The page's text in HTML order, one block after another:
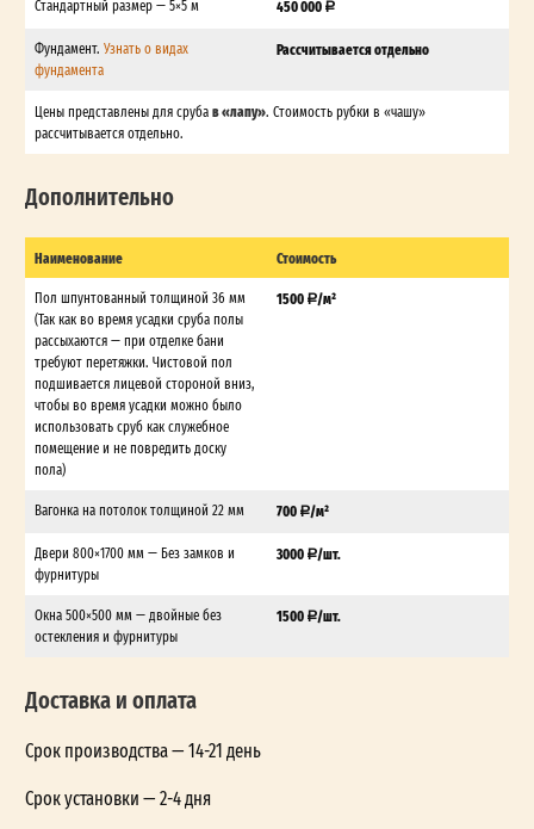
Стандартный размер — 5×5 м 450 000
Фундамент. Узнать о видах
фундамента
Рассчитывается отдельно
Цены представлены для срубав «лапу». Стоимость рубки в «чашу»
рассчитывается отдельно.
Дополнительно
Наименование Стоимость
Пол шпунтованный толщиной 36 мм
(Так как во время усадки сруба полы
рассыхаются — при отделке бани
требуют перетяжки. Чистовой пол
подшивается лицевой стороной вниз,
чтобы во время усадки можно было
использовать сруб как служебное
помещение и не повредить доску
пола)
1500 /м²
Вагонка на потолок толщиной 22 мм 700 /м²
Двери 800×1700 мм — Без замков и
фурнитуры
3000 /шт.
Окна 500×500 мм — двойные без
остекления и фурнитуры
1500 /шт.
Доставка и оплата
Срок производства — 14-21 день
Срок установки — 2-4 дня